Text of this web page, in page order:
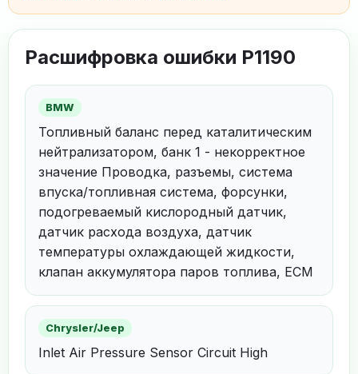
Расшифровка ошибки P1190
BMW
Топливный баланс перед каталитическим
нейтрализатором, банк 1 - некорректное
значение Проводка, разъемы, система
впуска/топливная система, форсунки,
подогреваемый кислородный датчик,
датчик расхода воздуха, датчик
температуры охлаждающей жидкости,
клапан аккумулятора паров топлива, ЕСМ
Chrysler/Jeep
Inlet Air Pressure Sensor Circuit High